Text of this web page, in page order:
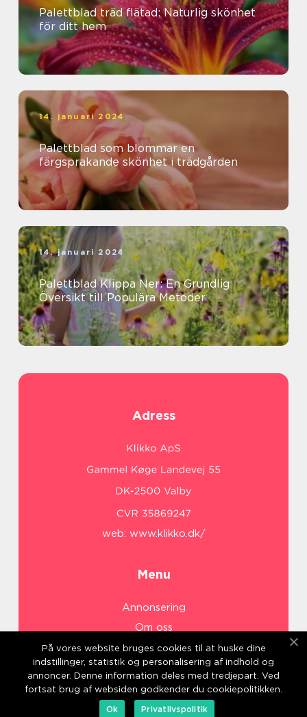
Palettblad träd flätad: Naturlig skönhet
för ditt hem
14. januari 2024
Palettblad som blommar en
färgsprakande skönhet i trädgården
14. januari 2024
Palettblad Klippa Ner: En Grundlig
Översikt till Populära Metoder
Adress
web: www.klikko.dk/
Menu
Annonsering
Om oss
Cookies
Kontakta oss
Sitemap
På vores website bruges cookies til at huske dine
indstillinger, statistik og personalisering af indhold og
annoncer. Denne information deles med tredjepart. Ved
fortsat brug af websiden godkender du cookiepolitikken.
Ok
Privatlivspolitik